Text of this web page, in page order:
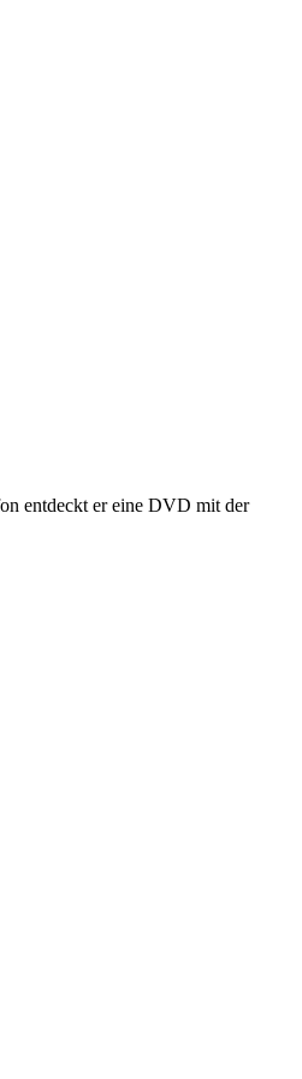
entdeckt er eine DVD mit der